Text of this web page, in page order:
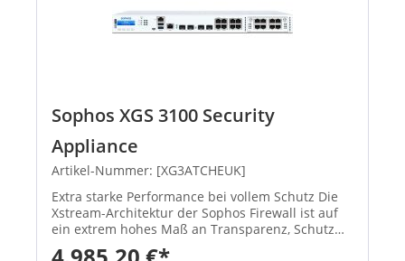
Sophos XGS 3100 Security
Appliance
Artikel-Nummer: [XG3ATCHEUK]
Extra starke Performance bei vollem Schutz Die
Xstream-Architektur der Sophos Firewall ist auf
ein extrem hohes Maß an Transparenz, Schutz
und Performance ausgelegt, damit